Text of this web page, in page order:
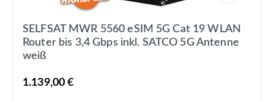
SELFSAT MWR 5560 eSIM 5G Cat 19 WLAN
Router bis 3,4 Gbps inkl. SATCO 5G Antenne
weiß
1.139,00 €